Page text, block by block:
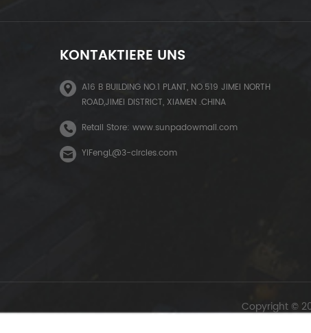
KONTAKTIERE UNS
A16 B BUILDING NO.1 PLANT, NO.519 JIMEI NORTH
ROAD,JIMEI DISTRICT, XIAMEN .CHINA
Retail Store: www.sunpadowmall.com
YiFengL@3-circles.com
Copyright ©